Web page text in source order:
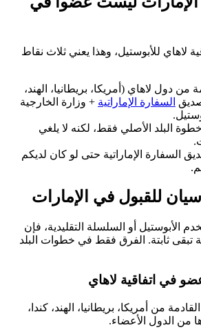
لاهاي للأبوستيل، وهذا يعني ثلاث نقاط
من دول لاهاي (أمريكا، بريطانيا، الهند،
السفارة الإماراتية + وزارة الخارجية
البلد الأصلي فقط، لكنه لا يلغي
السفارة الإماراتية حتى لو كان لديكم
للقبول في الإمارات
الأبوستيل أو السلسلة التقليدية، فإن
تبقى ثابتة. الفرق فقط في خطوات البلد
في اتفاقية لاهاي
من أمريكا، بريطانيا، الهند، كندا،
من الدول الأعضاء.